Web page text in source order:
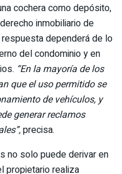
cochera como depósito,
inmobiliario de
dependerá de lo
del condominio y en
“En la mayoría de los
que el uso permitido se
de vehículos, y
generar reclamos
precisa.
no solo puede derivar en
propietario realiza